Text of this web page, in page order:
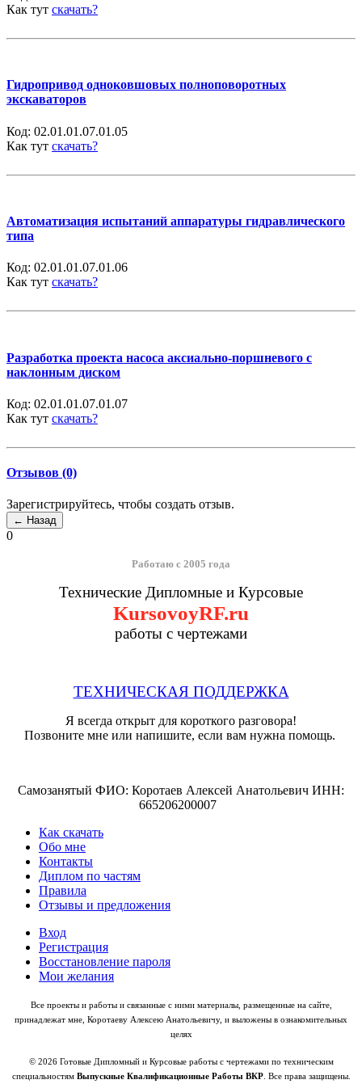
Как тут скачать?
Гидропривод одноковшовых полноповоротных
экскаваторов
Код: 02.01.01.07.01.05
Как тут скачать?
Автоматизация испытаний аппаратуры гидравлического
типа
Код: 02.01.01.07.01.06
Как тут скачать?
Разработка проекта насоса аксиально-поршневого с
наклонным диском
Код: 02.01.01.07.01.07
Как тут скачать?
Отзывов (0)
Зарегистрируйтесь, чтобы создать отзыв.
0
Работаю с 2005 года
Технические Дипломные и Курсовые
KursovoyRF.ru
работы с чертежами
ТЕХНИЧЕСКАЯ ПОДДЕРЖКА
Я всегда открыт для короткого разговора!
Позвоните мне или напишите, если вам нужна помощь.
Самозанятый ФИО: Коротаев Алексей Анатольевич ИНН:
665206200007
Как скачать
Обо мне
Контакты
Диплом по частям
Правила
Отзывы и предложения
Вход
Регистрация
Восстановление пароля
Мои желания
Все проекты и работы и связанные с ними материалы, размещенные на сайте,
принадлежат мне, Коротаеву Алексею Анатольевичу, и выложены в ознакомительных
целях
© 2026 Готовые Дипломный и Курсовые работы с чертежами по техническим
специальностям Выпускные Квалификационные Работы ВКР. Все права защищены.